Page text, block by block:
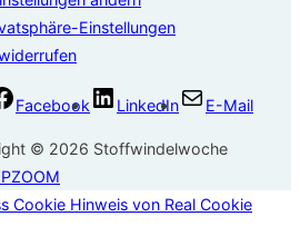
Einstellungen
Facebook LinkedIn E-Mail
© 2026 Stoffwindelwoche
Cookie Hinweis von Real Cookie